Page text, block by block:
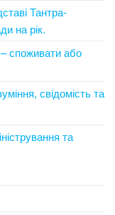
Тантра-
на рік.
– споживати або
свідомість та
та